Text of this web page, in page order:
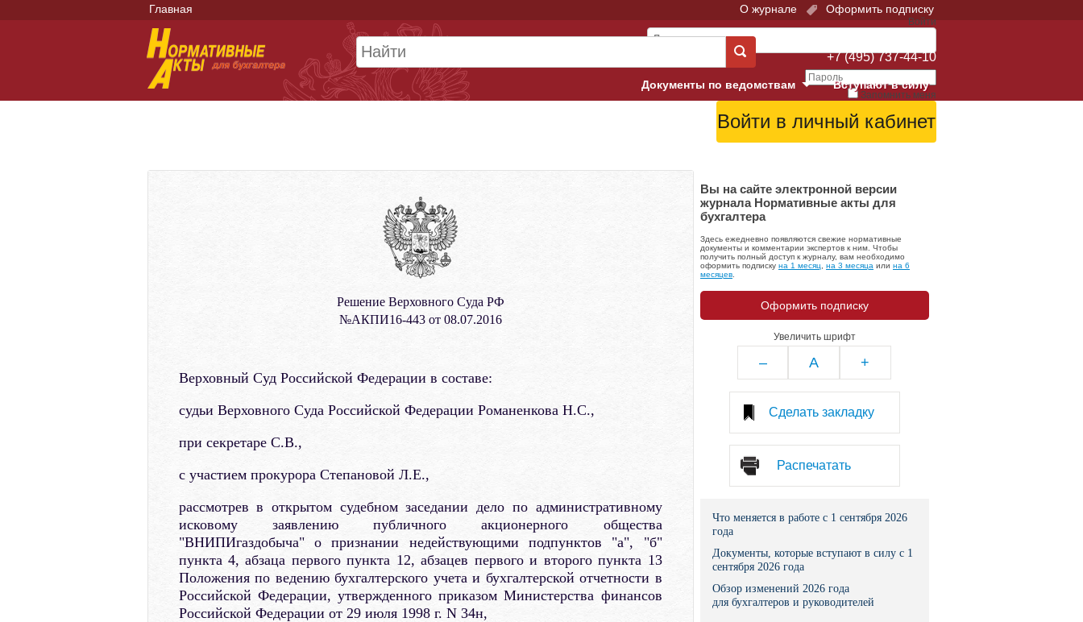
Главная О журнале Оформить подписку
Войти
Запомнить меня
+7 (495) 737-44-10
Вступают в силу
Документы по ведомствам
Арбитражные суды
Верховный Суд
Гострудинспекция в г. Москве
Конституционный Суд
Пенсионный фонд
Правительство
Президент: законы и указы
Суд общей юрисдикции
Федеральная налоговая служба
Фонд социального страхования
Остальные ведомства
Решение Верховного Суда РФ
№АКПИ16-443 от 08.07.2016
Верховный Суд Российской Федерации в составе:
судьи Верховного Суда Российской Федерации Романенкова Н.С.,
при секретаре С.В.,
с участием прокурора Степановой Л.Е.,
рассмотрев в открытом судебном заседании дело по административному
исковому заявлению публичного акционерного общества
"ВНИПИгаздобыча" о признании недействующими подпунктов "а", "б"
пункта 4, абзаца первого пункта 12, абзацев первого и второго пункта 13
Положения по ведению бухгалтерского учета и бухгалтерской отчетности в
Российской Федерации, утвержденного приказом Министерства финансов
Российской Федерации от 29 июля 1998 г. N 34н,
Вы на сайте электронной версии
журнала Нормативные акты для
бухгалтера
Здесь ежедневно появляются свежие нормативные
документы и комментарии экспертов к ним. Чтобы
получить полный доступ к журналу, вам необходимо
оформить подписку на 1 месяц, на 3 месяца или на 6
месяцев.
Оформить подписку
Увеличить шрифт
– A +
Сделать закладку
Распечатать
Что меняется в работе с 1 сентября 2026
года
Документы, которые вступают в силу с 1
сентября 2026 года
Обзор изменений 2026 года
для бухгалтеров и руководителей